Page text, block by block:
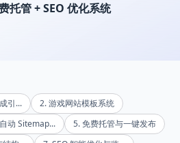
托管 + SEO 优化系统
引... 2.游戏网站模板系统
自动 Sitemap... 5. 免费托管与一键发布